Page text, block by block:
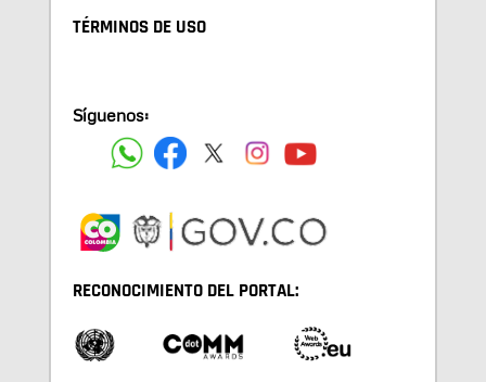
TÉRMINOS DE USO
Síguenos:
RECONOCIMIENTO DEL PORTAL: